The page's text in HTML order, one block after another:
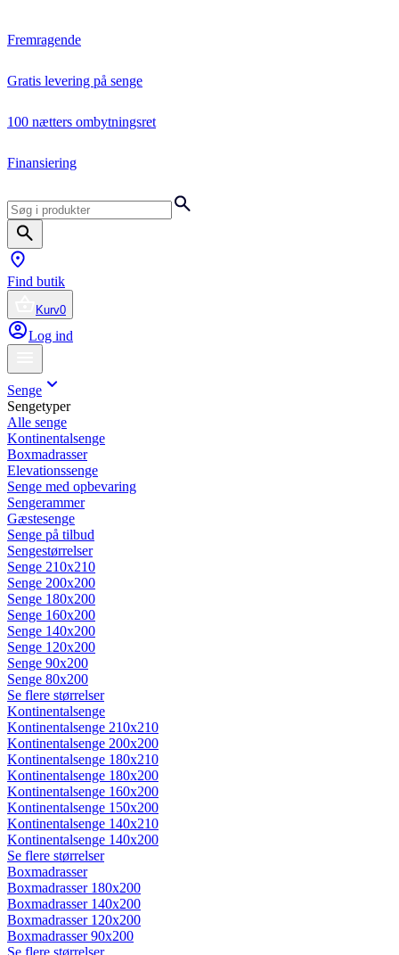
Fremragende
Gratis levering på senge
100 nætters ombytningsret
Finansiering
Find butik
Kurv0
Log ind
Senge
Sengetyper
Alle senge
Kontinentalsenge
Boxmadrasser
Elevationssenge
Senge med opbevaring
Sengerammer
Gæstesenge
Senge på tilbud
Sengestørrelser
Senge 210x210
Senge 200x200
Senge 180x200
Senge 160x200
Senge 140x200
Senge 120x200
Senge 90x200
Senge 80x200
Se flere størrelser
Kontinentalsenge
Kontinentalsenge 210x210
Kontinentalsenge 200x200
Kontinentalsenge 180x210
Kontinentalsenge 180x200
Kontinentalsenge 160x200
Kontinentalsenge 150x200
Kontinentalsenge 140x210
Kontinentalsenge 140x200
Se flere størrelser
Boxmadrasser
Boxmadrasser 180x200
Boxmadrasser 140x200
Boxmadrasser 120x200
Boxmadrasser 90x200
Se flere størrelser